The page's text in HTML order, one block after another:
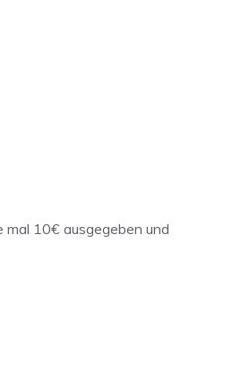
mal 10€ ausgegeben und